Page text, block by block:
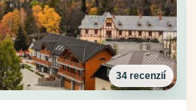
34 recenzií